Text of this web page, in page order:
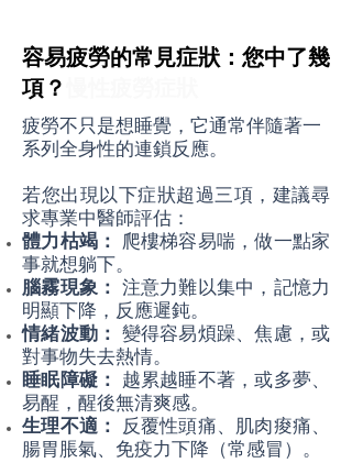
容易疲勞的常見症狀：您中了幾
項？
疲勞不只是想睡覺，它通常伴隨著一
系列全身性的連鎖反應。
若您出現以下症狀超過三項，建議尋
求專業中醫師評估：
體力枯竭： 爬樓梯容易喘，做一點家
事就想躺下。
腦霧現象： 注意力難以集中，記憶力
明顯下降，反應遲鈍。
情緒波動： 變得容易煩躁、焦慮，或
對事物失去熱情。
睡眠障礙： 越累越睡不著，或多夢、
易醒，醒後無清爽感。
生理不適： 反覆性頭痛、肌肉痠痛、
腸胃脹氣、免疫力下降（常感冒）。